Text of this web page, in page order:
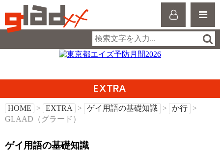
EXTRA
HOME > EXTRA > ゲイ用語の基礎知識 > か行
>
GLAAD（グラード）
ゲイ用語の基礎知識